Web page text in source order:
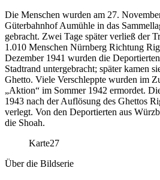
Die Menschen wurden am 27.
Güterbahnhof Aumühle in das
gebracht. Zwei Tage später verließ der
1.010 Menschen Nürnberg Richtung
Dezember 1941 wurden die
Stadtrand untergebracht; später kamen
Ghetto. Viele Verschleppte wurden im
„Aktion“ im Sommer 1942 ermordet.
1943 nach der Auflösung des Ghettos
verlegt. Von den Deportierten aus
die Shoah.
Karte27
Über die Bildserie